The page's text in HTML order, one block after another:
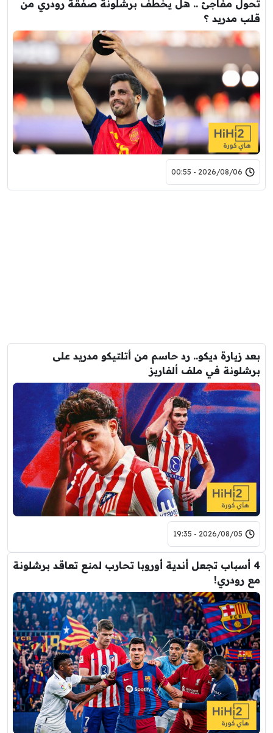
تحول مفاجئ .. هل يخطف برشلونة صفقة رودري من
قلب مدريد ؟
2026/08/06 - 00:55
بعد زيارة ديكو.. رد حاسم من أتلتيكو مدريد على
برشلونة في ملف ألفاريز
2026/08/05 - 19:35
4 أسباب تجعل أندية أوروبا تحارب لمنع تعاقد برشلونة
مع رودري!